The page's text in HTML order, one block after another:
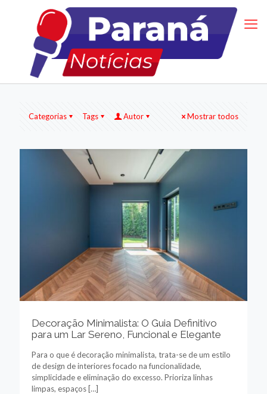
Categorias Tags Autor Mostrar todos
Decoração Minimalista: O Guia Definitivo
para um Lar Sereno, Funcional e Elegante
Para o que é decoração minimalista, trata-se de um estilo
de design de interiores focado na funcionalidade,
simplicidade e eliminação do excesso. Prioriza linhas
limpas, espaços […]